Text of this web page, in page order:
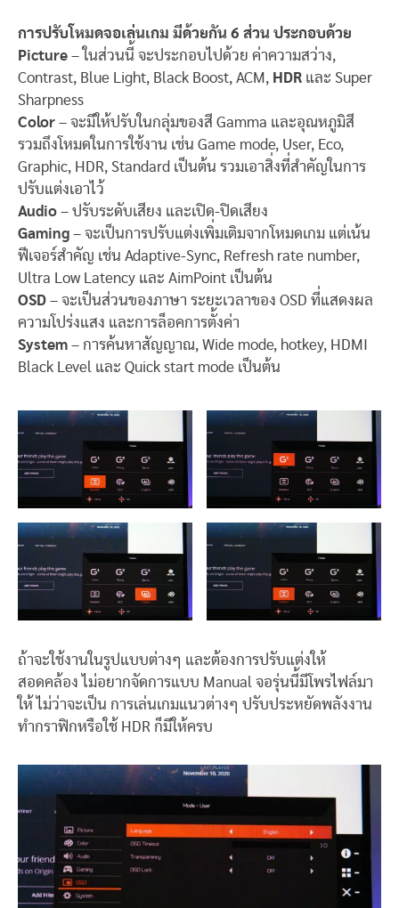
การปรับโหมดจอเล่นเกม มีด้วยกัน 6 ส่วน ประกอบด้วย
Picture – ในส่วนนี้ จะประกอบไปด้วย ค่าความสว่าง,
Contrast, Blue Light, Black Boost, ACM, HDR และ Super
Sharpness
Color – จะมีให้ปรับในกลุ่มของสี Gamma และอุณหภูมิสี
รวมถึงโหมดในการใช้งาน เช่น Game mode, User, Eco,
Graphic, HDR, Standard เป็นต้น รวมเอาสิ่งที่สำคัญในการ
ปรับแต่งเอาไว้
Audio – ปรับระดับเสียง และเปิด-ปิดเสียง
Gaming – จะเป็นการปรับแต่งเพิ่มเติมจากโหมดเกม แต่เน้น
ฟีเจอร์สำคัญ เช่น Adaptive-Sync, Refresh rate number,
Ultra Low Latency และ AimPoint เป็นต้น
OSD – จะเป็นส่วนของภาษา ระยะเวลาของ OSD ที่แสดงผล
ความโปร่งแสง และการล็อคการตั้งค่า
System – การค้นหาสัญญาณ, Wide mode, hotkey, HDMI
Black Level และ Quick start mode เป็นต้น
ถ้าจะใช้งานในรูปแบบต่างๆ และต้องการปรับแต่งให้
สอดคล้อง ไม่อยากจัดการแบบ Manual จอรุ่นนี้มีโพรไฟล์มา
ให้ ไม่ว่าจะเป็น การเล่นเกมแนวต่างๆ ปรับประหยัดพลังงาน
ทำกราฟิกหรือใช้ HDR ก็มีให้ครบ